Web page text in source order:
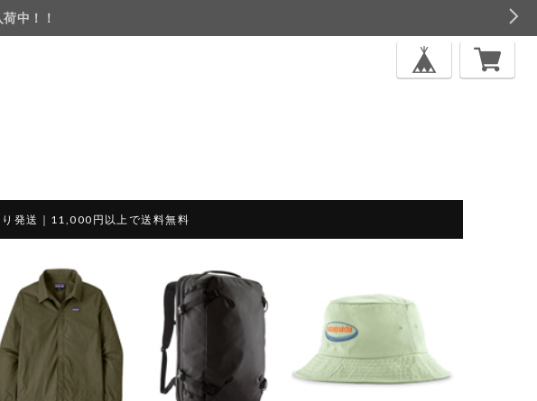
中！！
発送｜11,000円以上で送料無料